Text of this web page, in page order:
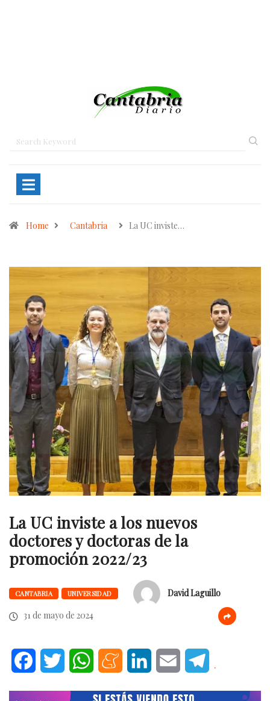
Home Cantabria La UC inviste…
La UC inviste a los nuevos
doctores y doctoras de la
promoción 2022/23
CANTABRIA UNIVERSIDAD
David Laguillo
31 de mayo de 2024
FacebookTwitter WhatsAppMeneameLinkedInEmail .